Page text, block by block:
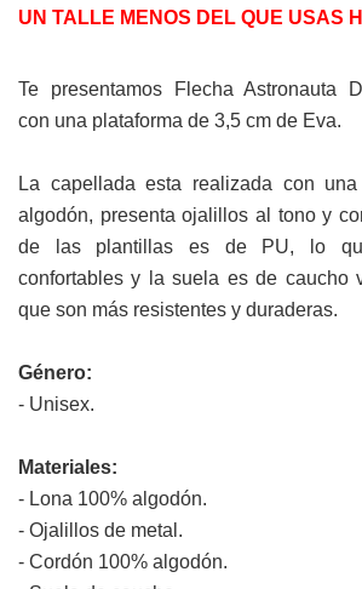
UN TALLE MENOS DEL QUE USAS
Te presentamos Flecha Astronauta
con una plataforma de 3,5 cm de Eva.
La capellada esta realizada con
algodón, presenta ojalillos al tono y
de las plantillas es de PU, lo
confortables y la suela es de caucho
que son más resistentes y duraderas.
Género:
- Unisex.
Materiales:
- Lona 100% algodón.
- Ojalillos de metal.
- Cordón 100% algodón.